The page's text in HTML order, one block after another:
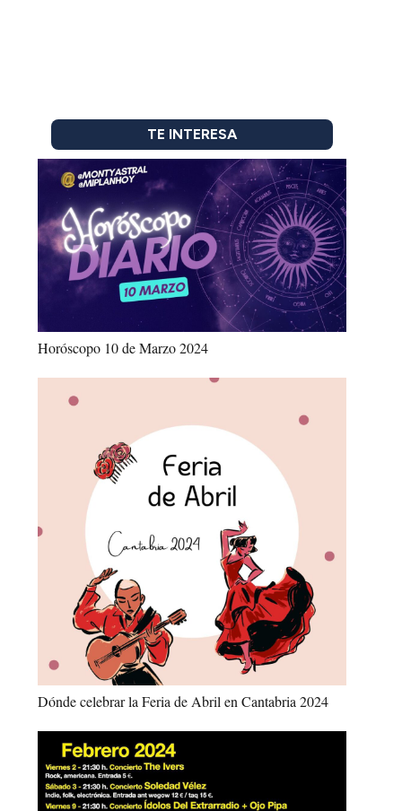
TE INTERESA
Horóscopo 10 de Marzo 2024
Dónde celebrar la Feria de Abril en Cantabria 2024